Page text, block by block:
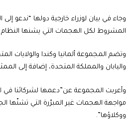
وجاء في بيان لوزراء خارجية دولها “ندعو إلى
المشروط لكل الهجمات التي يشنها النظام
وتضم المجموعة ألمانيا وكندا والولايات
واليابان والمملكة المتحدة، إضافة إلى
وأعربت المجموعة عن”دعمها لشركائنا
مواجهة الهجمات غير المبرّرة التي تشنّها
ووكلاؤها”.